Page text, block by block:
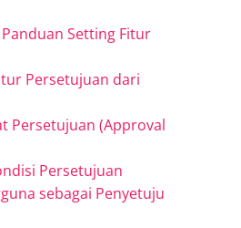
Setting Fitur
Persetujuan dari
Persetujuan (Approval
Persetujuan
sebagai Penyetuju